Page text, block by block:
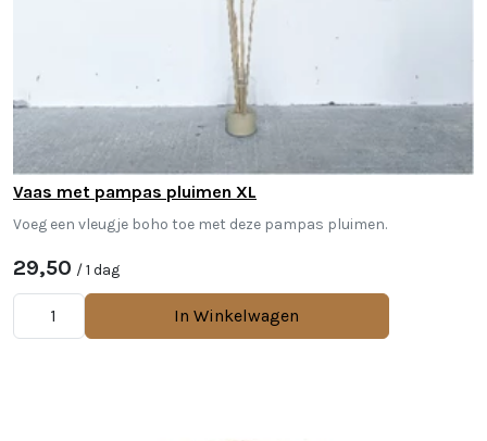
Vaas met pampas pluimen XL
Voeg een vleugje boho toe met deze pampas pluimen.
29,50 / 1 dag
In Winkelwagen